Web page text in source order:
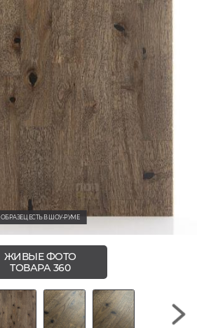
ОБРАЗЕЦ ЕСТЬ В ШОУ-РУМЕ
ЖИВЫЕ ФОТО
ТОВАРА 360